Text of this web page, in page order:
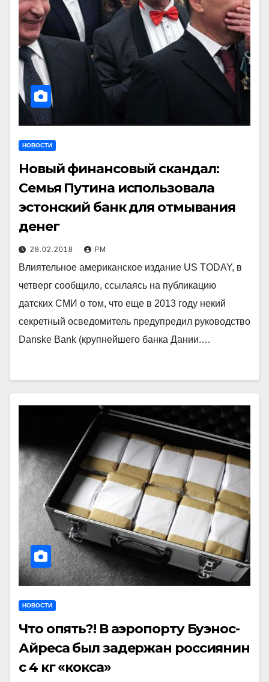
НОВОСТИ
Новый финансовый скандал:
Семья Путина использовала
эстонский банк для отмывания
денег
28.02.2018 РМ
Влиятельное американское издание US TODAY, в
четверг сообщило, ссылаясь на публикацию
датских СМИ о том, что еще в 2013 году некий
секретный осведомитель предупредил руководство
Danske Bank (крупнейшего банка Дании.…
НОВОСТИ
Что опять?! В аэропорту Буэнос-
Айреса был задержан россиянин
с 4 кг «кокса»